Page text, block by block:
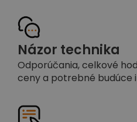
Názor technika
Odporúčania, celkové
ceny a potrebné budúce